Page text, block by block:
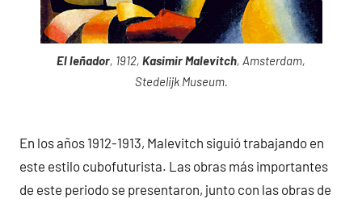
El leñador, 1912, Kasimir Malevitch, Amsterdam,
Stedelijk Museum.
En los años 1912-1913, Malevitch siguió trabajando en
este estilo cubofuturista. Las obras más importantes
de este periodo se presentaron, junto con las obras de